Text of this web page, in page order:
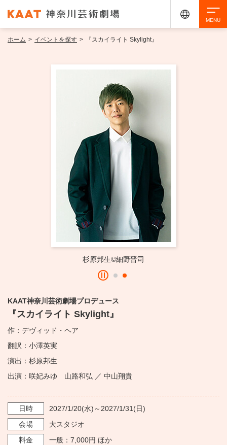
・ イベントカレンダー
・ 館内サービス・アクセシビリティ
・ よくある質問
施設を借りる
KAATについて
・ 芸術監督
・ 施設概要
・ フロアマップ
・ レストラン/カフェ
チケット購入
ホーム > イベントを探す > 『スカイライト Skylight』
杉原邦生©細野晋司
KAAT神奈川芸術劇場プロデュース
『スカイライト Skylight』
作：デヴィッド・ヘア
翻訳：小澤英実
演出：杉原邦生
出演：咲妃みゆ 山路和弘 ／ 中山翔貴
日時 2027/1/20(水)～ 2027/1/31 (日)
会場
大スタジオ
料金
一般：7,000円 ほか